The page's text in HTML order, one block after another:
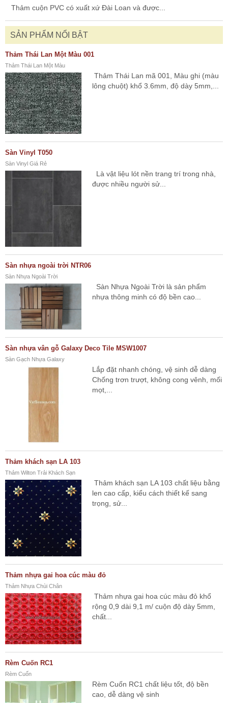
Thảm cuộn PVC có xuất xứ Đài Loan và được...
SẢN PHẨM NỔI BẬT
Thảm Thái Lan Một Màu 001
Thảm Thái Lan Một Màu
Thảm Thái Lan mã 001, Màu ghi (màu
lông chuột) khổ 3.6mm, độ dày 5mm,...
Sàn Vinyl T050
Sàn Vinyl Giá Rẻ
Là vật liệu lót nền trang trí trong nhà,
được nhiều người sử...
Sàn nhựa ngoài trời NTR06
Sàn Nhựa Ngoài Trời
Sàn Nhựa Ngoài Trời là sản phẩm
nhựa thông minh có độ bền cao...
Sàn nhựa vân gỗ Galaxy Deco Tile MSW1007
Sàn Gạch Nhựa Galaxy
Lắp đặt nhanh chóng, vệ sinh dễ dàng
Chống trơn trượt, không cong vênh, mối
mọt,...
Thảm khách sạn LA 103
Thảm Wilton Trải Khách Sạn
Thảm khách sạn LA 103 chất liệu bằng
len cao cấp, kiểu cách thiết kế sang
trọng, sử...
Thảm nhựa gai hoa cúc màu đỏ
Thảm Nhựa Chùi Chân
Thảm nhựa gai hoa cúc màu đỏ khổ
rộng 0,9 dài 9,1 m/ cuộn độ dày 5mm,
chất...
Rèm Cuốn RC1
Rèm Cuốn
Rèm Cuốn RC1 chất liệu tốt, độ bền
cao, dễ dàng vệ sinh